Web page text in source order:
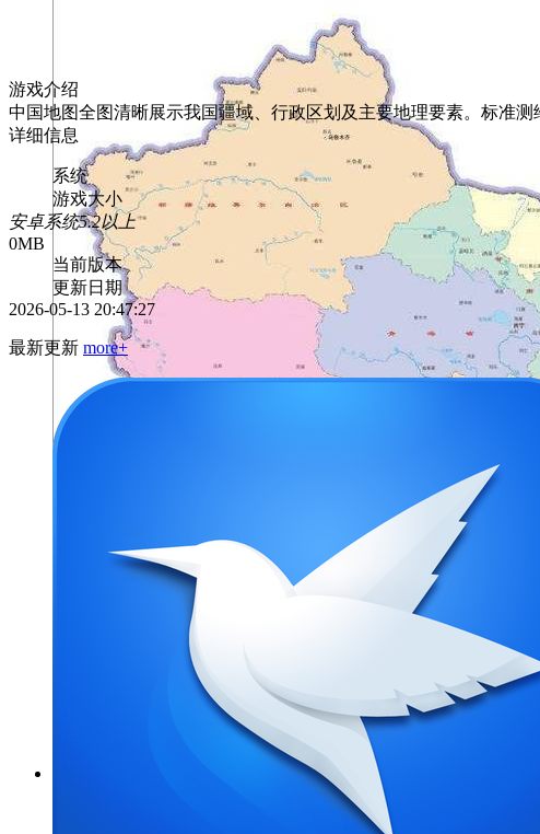
游戏介绍
中国地图全图清晰展示我国疆域、行政区划及主要地理要素。标准
详细信息
系统
游戏大小
安卓系统5.2以上
0MB
当前版本
更新日期
2026-05-13 20:47:27
最新更新 more+